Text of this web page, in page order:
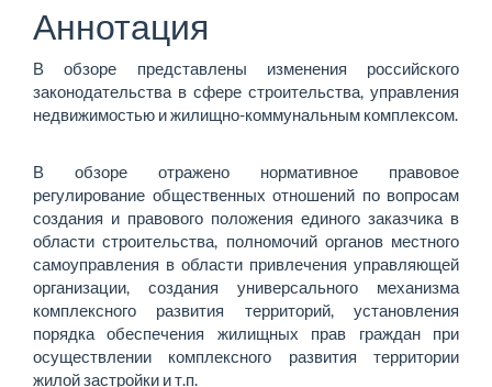
Аннотация
В обзоре представлены изменения российского
законодательства в сфере строительства, управления
недвижимостью и жилищно-коммунальным комплексом.
В обзоре отражено нормативное правовое
регулирование общественных отношений по вопросам
создания и правового положения единого заказчика в
области строительства, полномочий органов местного
самоуправления в области привлечения управляющей
организации, создания универсального механизма
комплексного развития территорий, установления
порядка обеспечения жилищных прав граждан при
осуществлении комплексного развития территории
жилой застройки и т.п.